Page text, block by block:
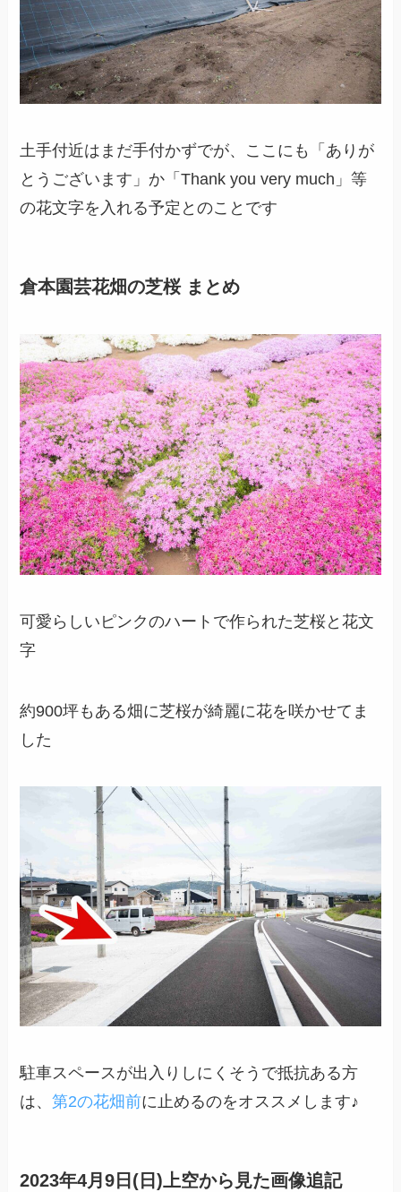
土手付近はまだ手付かずでが、ここにも「ありが
とうございます」か「Thank you very much」等
の花文字を入れる予定とのことです
倉本園芸花畑の芝桜 まとめ
可愛らしいピンクのハートで作られた芝桜と花文
字
約900坪もある畑に芝桜が綺麗に花を咲かせてま
した
駐車スペースが出入りしにくそうで抵抗ある方
は、第2の花畑前に止めるのをオススメします♪
2023年4月9日(日)上空から見た画像追記